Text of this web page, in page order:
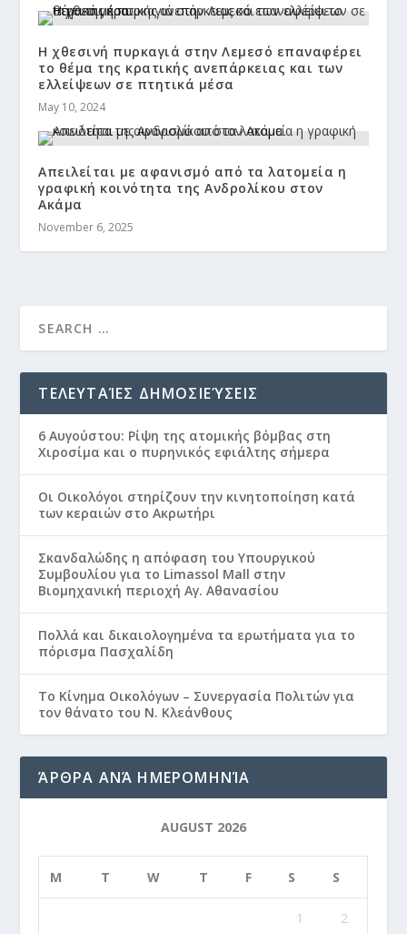
Η χθεσινή πυρκαγιά στην Λεμεσό επαναφέρει
το θέμα της κρατικής ανεπάρκειας και των
ελλείψεων σε πτητικά μέσα
May 10, 2024
Απειλείται με αφανισμό από τα λατομεία η
γραφική κοινότητα της Ανδρολίκου στον
Ακάμα
November 6, 2025
ΤΕΛΕΥΤΑΊΕΣ ΔΗΜΟΣΙΕΎΣΕΙΣ
6 Αυγούστου: Ρίψη της ατομικής βόμβας στη
Χιροσίμα και ο πυρηνικός εφιάλτης σήμερα
Οι Οικολόγοι στηρίζουν την κινητοποίηση κατά
των κεραιών στο Ακρωτήρι
Σκανδαλώδης η απόφαση του Υπουργικού
Συμβουλίου για το Limassol Mall στην
Βιομηχανική περιοχή Αγ. Αθανασίου
Πολλά και δικαιολογημένα τα ερωτήματα για το
πόρισμα Πασχαλίδη
Το Κίνημα Οικολόγων – Συνεργασία Πολιτών για
τον θάνατο του Ν. Κλεάνθους
ΆΡΘΡΑ ΑΝΆ ΗΜΕΡΟΜΗΝΊΑ
AUGUST 2026
M T W T F S S
1 2